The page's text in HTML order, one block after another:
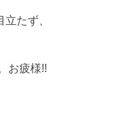
たず、
お疲様!!